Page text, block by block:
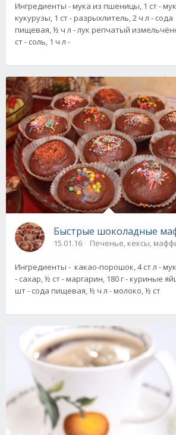
Ингредиенты - мука из пшеницы, 1 ст -
кукурузы, 1 ст - разрыхлитель, 2 ч л - сода
пищевая, ½ ч л - лук репчатый
ст - соль, 1 ч л -
Быстрые шоколадные
15.01.16 Печенье, кексы,
Ингредиенты - какао-порошок, 4 ст л -
- сахар, ½ ст - маргарин, 180 г - куриные
шт - сода пищевая, ½ ч л - молоко, ½ ст